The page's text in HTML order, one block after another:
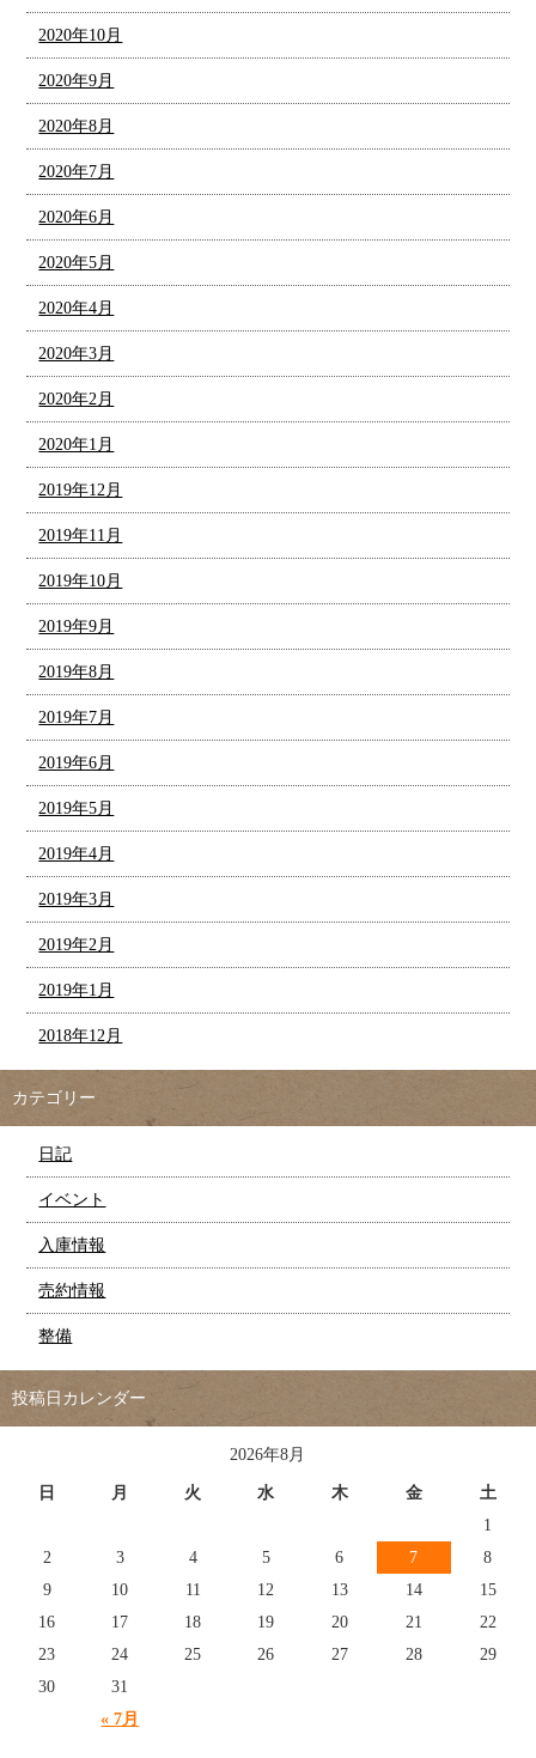
2020年10月
2020年9月
2020年8月
2020年7月
2020年6月
2020年5月
2020年4月
2020年3月
2020年2月
2020年1月
2019年12月
2019年11月
2019年10月
2019年9月
2019年8月
2019年7月
2019年6月
2019年5月
2019年4月
2019年3月
2019年2月
2019年1月
2018年12月
カテゴリー
日記
イベント
入庫情報
売約情報
整備
投稿日カレンダー
2026年8月
日 月 火 水 木 金 土
« 7月
1
2
3 4 5 6 7
8
9
10 11 12 13 14
15
16
17 18 19 20 21
22
23
24 25 26 27 28
29
30
31